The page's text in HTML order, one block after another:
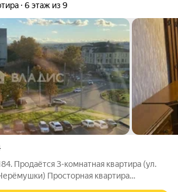
6 этаж из 9
Продаётся 3-комнатная квартира (ул.
Просторная квартира